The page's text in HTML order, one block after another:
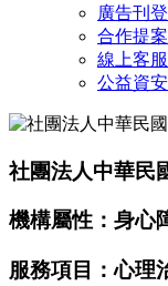
廣告刊登
合作提案
線上客服
公益資
社團法人中華民
機構屬性：身心
服務項目：心理